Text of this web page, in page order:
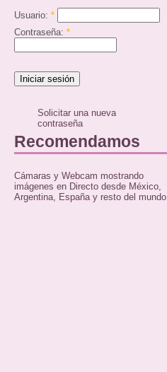
Usuario: *
Contraseña: *
Solicitar una nueva
contraseña
Recomendamos
Cámaras y Webcam mostrando
imágenes en Directo desde México,
Argentina, España y resto del mundo.